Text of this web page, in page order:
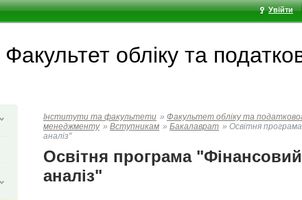
Увійти
Факультет обліку та
Інститути та факультети » Факультет обліку та
менеджменту » Вступникам » Бакалаврат » Освітня
аналіз"
Освітня програма "Фінансовий
аналіз"